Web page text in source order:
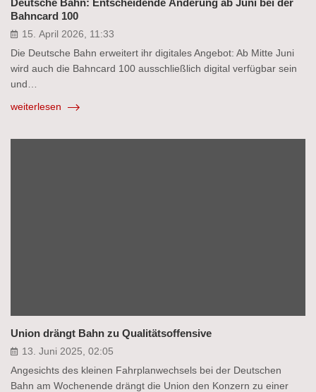
Deutsche Bahn: Entscheidende Änderung ab Juni bei der
Bahncard 100
15. April 2026, 11:33
Die Deutsche Bahn erweitert ihr digitales Angebot: Ab Mitte Juni
wird auch die Bahncard 100 ausschließlich digital verfügbar sein
und…
weiterlesen
Union drängt Bahn zu Qualitätsoffensive
13. Juni 2025, 02:05
Angesichts des kleinen Fahrplanwechsels bei der Deutschen
Bahn am Wochenende drängt die Union den Konzern zu einer